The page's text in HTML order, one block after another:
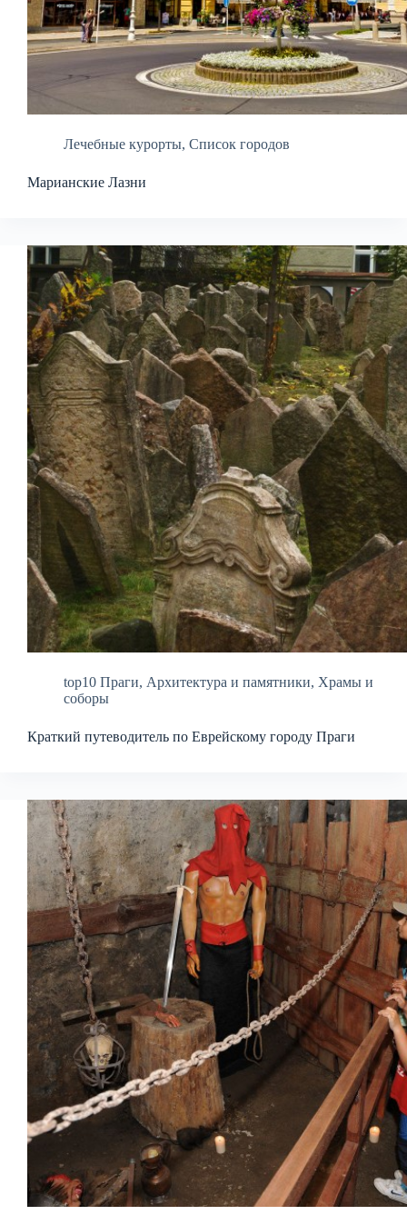
Лечебные курорты, Список городов
Марианские Лазни
top10 Праги, Архитектура и памятники, Храмы и
соборы
Краткий путеводитель по Еврейскому городу Праги